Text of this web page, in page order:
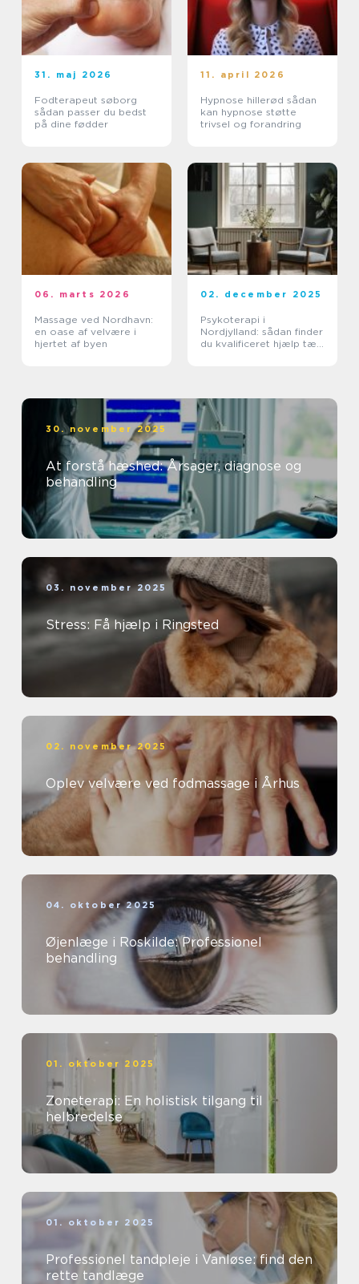
31. maj 2026
Fodterapeut søborg
sådan passer du bedst
på dine fødder
11. april 2026
Hypnose hillerød sådan
kan hypnose støtte
trivsel og forandring
06. marts 2026
Massage ved Nordhavn:
en oase af velvære i
hjertet af byen
02. december 2025
Psykoterapi i
Nordjylland: sådan finder
du kvalificeret hjælp tæt
30. november 2025
At forstå hæshed: Årsager, diagnose og
behandling
03. november 2025
Stress: Få hjælp i Ringsted
02. november 2025
Oplev velvære ved fodmassage i Århus
04. oktober 2025
Øjenlæge i Roskilde: Professionel
behandling
01. oktober 2025
Zoneterapi: En holistisk tilgang til
helbredelse
01. oktober 2025
Professionel tandpleje i Vanløse: find den
rette tandlæge